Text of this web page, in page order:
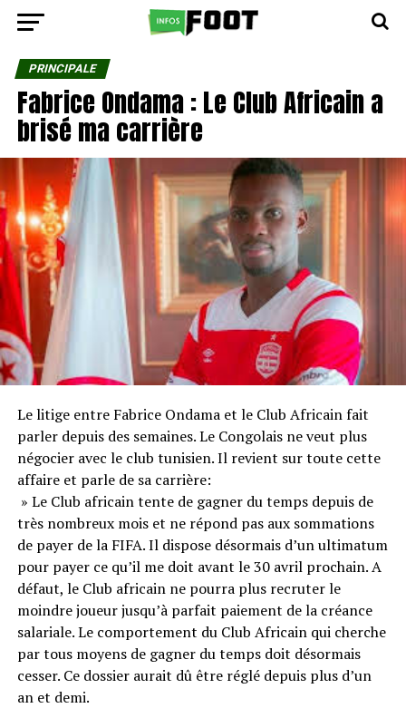
PRINCIPALE
Fabrice Ondama : Le Club Africain a
brisé ma carrière
Le litige entre Fabrice Ondama et le Club Africain fait
parler depuis des semaines. Le Congolais ne veut plus
négocier avec le club tunisien. Il revient sur toute cette
affaire et parle de sa carrière:
» Le Club africain tente de gagner du temps depuis de
très nombreux mois et ne répond pas aux sommations
de payer de la FIFA. Il dispose désormais d’un ultimatum
pour payer ce qu’il me doit avant le 30 avril prochain. A
défaut, le Club africain ne pourra plus recruter le
moindre joueur jusqu’à parfait paiement de la créance
salariale. Le comportement du Club Africain qui cherche
par tous moyens de gagner du temps doit désormais
cesser. Ce dossier aurait dû être réglé depuis plus d’un
an et demi.